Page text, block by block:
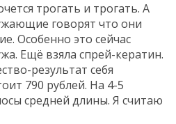
трогать и трогать. А
говорят что они
Особенно это сейчас
Ещё взяла спрей-кератин.
результат себя
790 рублей. На 4-5
средней длины. Я считаю